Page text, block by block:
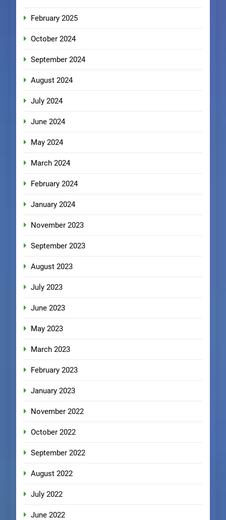
February 2025
October 2024
September 2024
August 2024
July 2024
June 2024
May 2024
March 2024
February 2024
January 2024
November 2023
September 2023
August 2023
July 2023
June 2023
May 2023
March 2023
February 2023
January 2023
November 2022
October 2022
September 2022
August 2022
July 2022
June 2022